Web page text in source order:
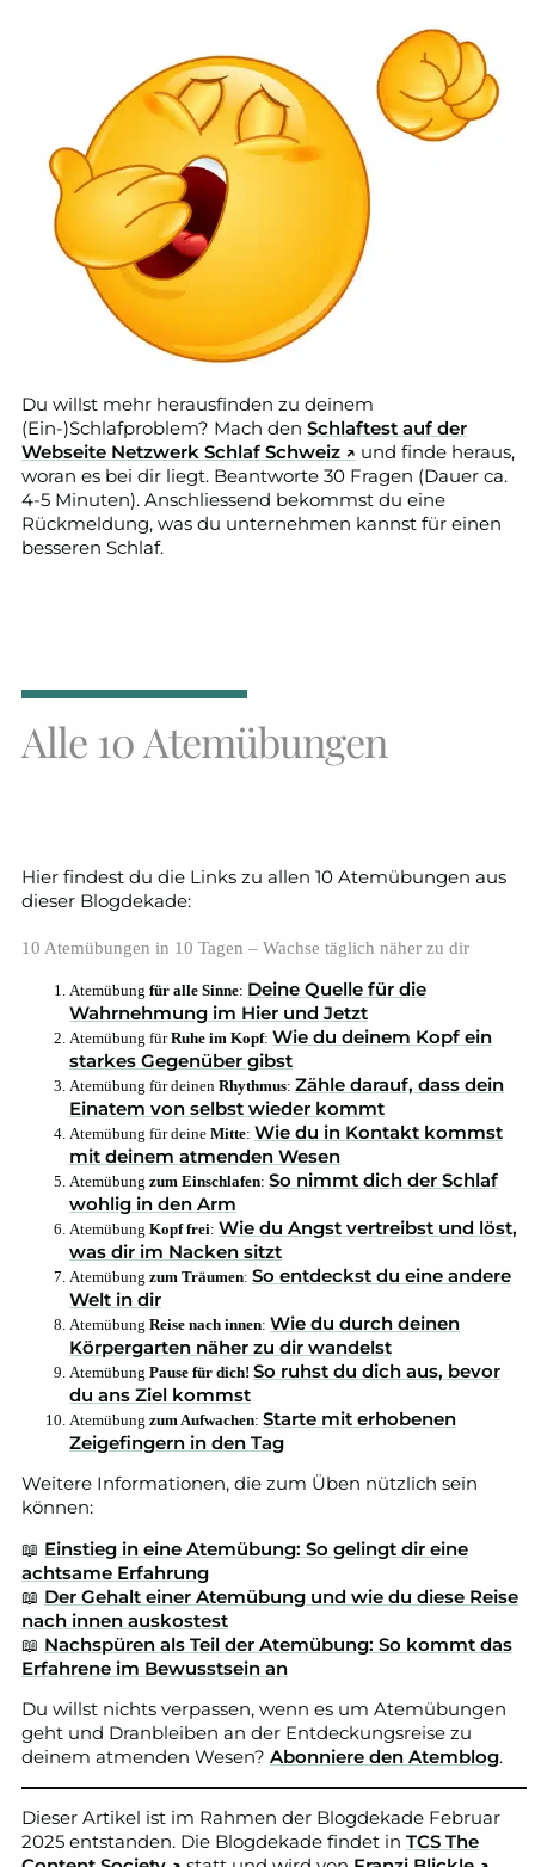
Du willst mehr herausfinden zu deinem
(Ein-)Schlafproblem? Mach den Schlaftest auf der
Webseite Netzwerk Schlaf Schweiz ↗ und finde heraus,
woran es bei dir liegt. Beantworte 30 Fragen (Dauer ca.
4-5 Minuten). Anschliessend bekommst du eine
Rückmeldung, was du unternehmen kannst für einen
besseren Schlaf.
Alle 10 Atemübungen
Hier findest du die Links zu allen 10 Atemübungen aus
dieser Blogdekade:
10 Atemübungen in 10 Tagen – Wachse täglich näher zu dir
Atemübung für alle Sinne: Deine Quelle für die
Wahrnehmung im Hier und Jetzt
Atemübung fürRuhe im Kopf: Wie du deinem Kopf ein
starkes Gegenüber gibst
Atemübung für deinen Rhythmus: Zähle darauf, dass dein
Einatem von selbst wieder kommt
Atemübung für deine Mitte: Wie du in Kontakt kommst
mit deinem atmenden Wesen
Atemübung zum Einschlafen: So nimmt dich der Schlaf
wohlig in den Arm
Atemübung Kopf frei: Wie du Angst vertreibst und löst,
was dir im Nacken sitzt
Atemübung zum Träumen: So entdeckst du eine andere
Welt in dir
Atemübung Reise nach innen: Wie du durch deinen
Körpergarten näher zu dir wandelst
Atemübung Pause für dich! So ruhst du dich aus, bevor
du ans Ziel kommst
Atemübung zum Aufwachen: Starte mit erhobenen
Zeigefingern in den Tag
Weitere Informationen, die zum Üben nützlich sein
können:
📖 Einstieg in eine Atemübung: So gelingt dir eine
achtsame Erfahrung
📖 Der Gehalt einer Atemübung und wie du diese Reise
nach innen auskostest
📖 Nachspüren als Teil der Atemübung: So kommt das
Erfahrene im Bewusstsein an
Du willst nichts verpassen, wenn es um Atemübungen
geht und Dranbleiben an der Entdeckungsreise zu
deinem atmenden Wesen? Abonniere den Atemblog.
Dieser Artikel ist im Rahmen der Blogdekade Februar
2025 entstanden. Die Blogdekade findet in TCS The